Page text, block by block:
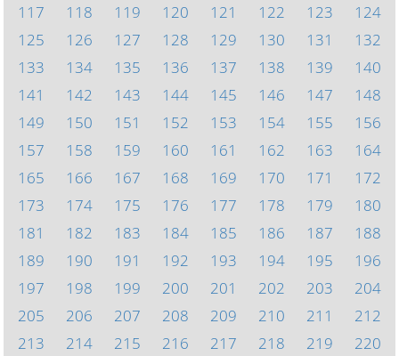
117
118 119 120 121 122 123
124
125
126 127 128 129 130 131
132
133
134 135 136 137 138 139
140
141
142 143 144 145 146 147
148
149
150 151 152 153 154 155
156
157
158 159 160 161 162 163
164
165
166 167 168 169 170 171
172
173
174 175 176 177 178 179
180
181
182 183 184 185 186 187
188
189
190 191 192 193 194 195
196
197
198 199 200 201 202 203
204
205
206 207 208 209 210 211
212
213
214 215 216 217 218 219 220